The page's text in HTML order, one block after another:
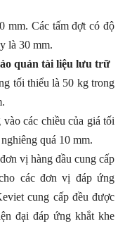
mm. Các tấm đợt có độ
là 30 mm.
quản tài liệu lưu trữ
tối thiểu là 50 kg trong
các chiều của giá tối
quá 10 mm.
vị hàng đầu cung cấp
các đơn vị đáp ứng
cung cấp đều được
đại đáp ứng khắt khe